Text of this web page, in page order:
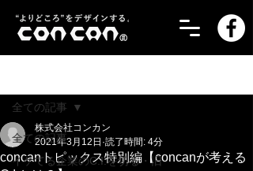
全ての記事
イケてる企業のC.I.を切る・旧
全ての記事
concanトピックス特別編【concanが考える
株式会社コンカン
2021年3月12日 読了時間: 4分